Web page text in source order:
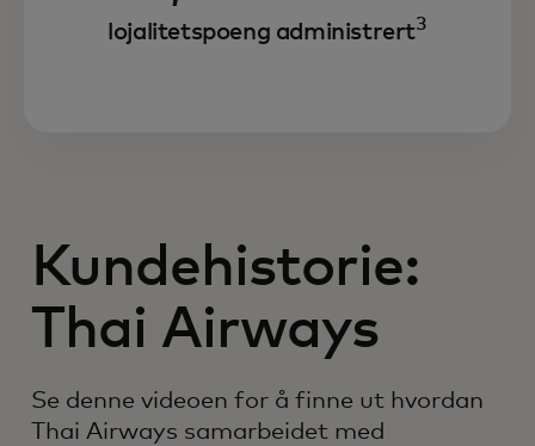
lojalitetspoeng administrert3
Kundehistorie:
Thai Airways
Se denne videoen for å finne ut hvordan
Thai Airways samarbeidet med